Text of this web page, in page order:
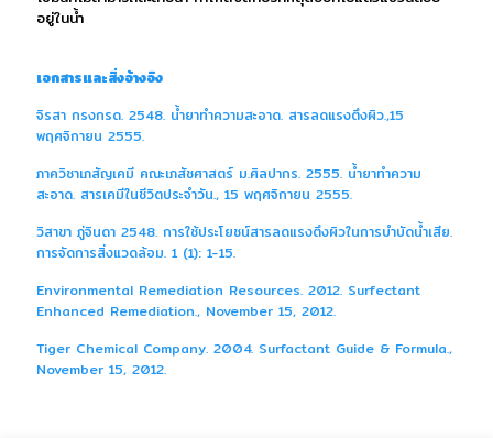
อยู่ในน้ำ
เอกสารและสิ่งอ้างอิง
จิรสา กรงกรด. 2548. น้ำยาทำความสะอาด. สารลดแรงตึงผิว.,15
พฤศจิกายน 2555.
ภาควิชาเภสัญเคมี คณะเภสัชศาสตร์ ม.ศิลปากร. 2555. น้ำยาทำความ
สะอาด. สารเคมีในชีวิตประจำวัน., 15 พฤศจิกายน 2555.
วิสาขา ภู่จินดา 2548. การใช้ประโยชน์สารลดแรงตึงผิวในการบำบัดน้ำเสีย.
การจัดการสิ่งแวดล้อม. 1 (1): 1-15.
Environmental Remediation Resources. 2012. Surfectant
Enhanced Remediation., November 15, 2012.
Tiger Chemical Company. 2004. Surfactant Guide & Formula.,
November 15, 2012.